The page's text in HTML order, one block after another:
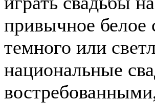
привычное белое
темного или
национальные